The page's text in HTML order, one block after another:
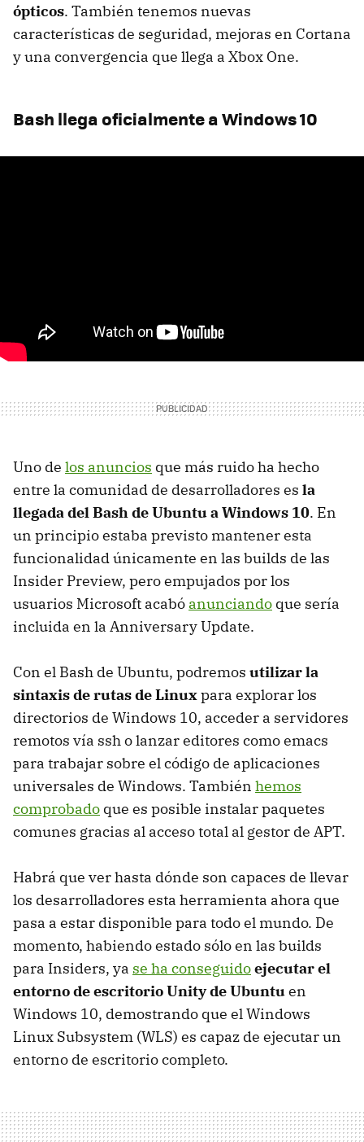
ópticos. También tenemos nuevas
características de seguridad, mejoras en Cortana
y una convergencia que llega a Xbox One.
Bash llega oficialmente a Windows 10
Uno de los anuncios que más ruido ha hecho
entre la comunidad de desarrolladores es la
llegada del Bash de Ubuntu a Windows 10. En
un principio estaba previsto mantener esta
funcionalidad únicamente en las builds de las
Insider Preview, pero empujados por los
usuarios Microsoft acabó anunciando que sería
incluida en la Anniversary Update.
Con el Bash de Ubuntu, podremos utilizar la
sintaxis de rutas de Linuxpara explorar los
directorios de Windows 10, acceder a servidores
remotos vía ssh o lanzar editores como emacs
para trabajar sobre el código de aplicaciones
universales de Windows. También hemos
comprobado que es posible instalar paquetes
comunes gracias al acceso total al gestor de APT.
Habrá que ver hasta dónde son capaces de llevar
los desarrolladores esta herramienta ahora que
pasa a estar disponible para todo el mundo. De
momento, habiendo estado sólo en las builds
para Insiders, ya se ha conseguidoejecutar el
entorno de escritorio Unity de Ubuntuen
Windows 10, demostrando que el Windows
Linux Subsystem (WLS) es capaz de ejecutar un
entorno de escritorio completo.